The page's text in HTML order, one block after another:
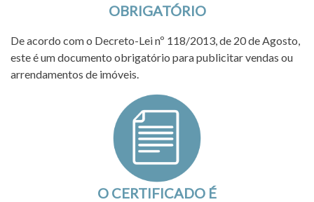
OBRIGATÓRIO
De acordo com o Decreto-Lei nº 118/2013, de 20 de Agosto,
este é um documento obrigatório para publicitar vendas ou
arrendamentos de imóveis.
O CERTIFICADO É